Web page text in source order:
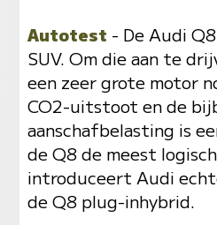
Autotest - De Audi
SUV. Om die aan te
een zeer grote motor
CO2-uitstoot en de
aanschafbelasting is
de Q8 de meest
introduceert Audi
de Q8 plug-inhybrid.